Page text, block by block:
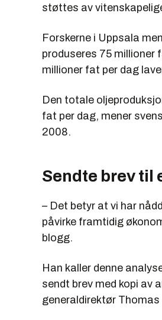
støttes av
Forskerne i Uppsala
produseres 75 millioner
millioner fat per dag
Den totale
fat per dag, mener
2008.
Sendte brev til
– Det betyr at vi har
påvirke framtidig
blogg.
Han kaller denne
sendt brev med kopi av
generaldirektør Thomas